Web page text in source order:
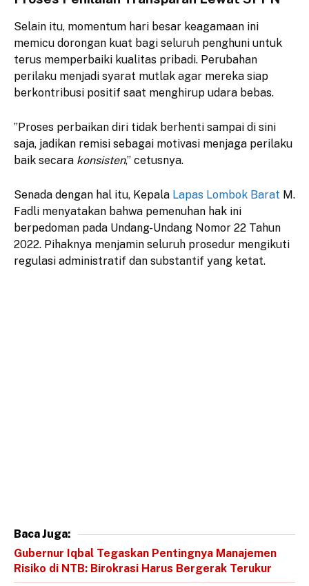
​Selain itu, momentum hari besar keagamaan ini
memicu dorongan kuat bagi seluruh penghuni untuk
terus memperbaiki kualitas pribadi. Perubahan
perilaku menjadi syarat mutlak agar mereka siap
berkontribusi positif saat menghirup udara bebas.
​”Proses perbaikan diri tidak berhenti sampai di sini
saja, jadikan remisi sebagai motivasi menjaga perilaku
baik secara konsisten,” cetusnya.
​Senada dengan hal itu, Kepala Lapas Lombok Barat M.
Fadli menyatakan bahwa pemenuhan hak ini
berpedoman pada Undang-Undang Nomor 22 Tahun
2022. Pihaknya menjamin seluruh prosedur mengikuti
regulasi administratif dan substantif yang ketat.
Baca Juga:
Gubernur Iqbal Tegaskan Pentingnya Manajemen
Risiko di NTB: Birokrasi Harus Bergerak Terukur